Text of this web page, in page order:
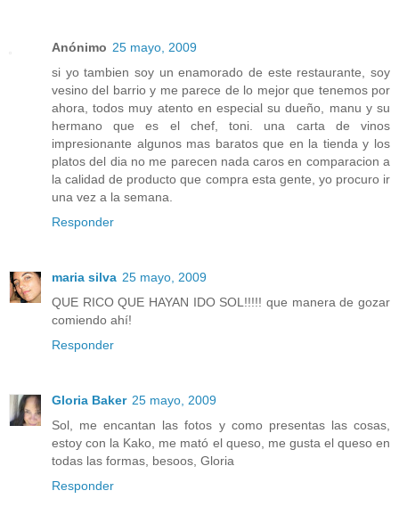
Anónimo 25 mayo, 2009
si yo tambien soy un enamorado de este restaurante, soy
vesino del barrio y me parece de lo mejor que tenemos por
ahora, todos muy atento en especial su dueño, manu y su
hermano que es el chef, toni. una carta de vinos
impresionante algunos mas baratos que en la tienda y los
platos del dia no me parecen nada caros en comparacion a
la calidad de producto que compra esta gente, yo procuro ir
una vez a la semana.
Responder
maria silva 25 mayo, 2009
QUE RICO QUE HAYAN IDO SOL!!!!! que manera de gozar
comiendo ahí!
Responder
Gloria Baker 25 mayo, 2009
Sol, me encantan las fotos y como presentas las cosas,
estoy con la Kako, me mató el queso, me gusta el queso en
todas las formas, besoos, Gloria
Responder